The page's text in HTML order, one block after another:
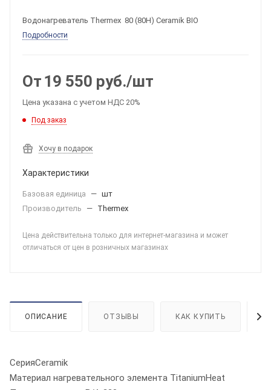
Водонагреватель Thermex 80 (80H) Ceramik BIO
Подробности
От 19 550 руб./шт
Цена указана с учетом НДС 20%
Под заказ
Хочу в подарок
Характеристики
Базовая единица — шт
Производитель
— Thermex
Цена действительна только для интернет-магазина и может
отличаться от цен в розничных магазинах
ОПИСАНИЕ ОТЗЫВЫ КАК КУПИТЬ
СерияCeramik
Материал нагревательного элемента TitaniumHeat